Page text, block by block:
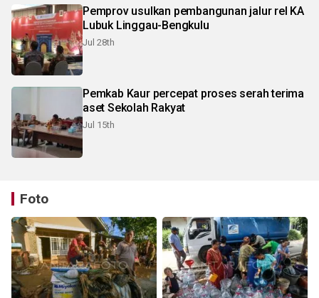
Pemprov usulkan pembangunan jalur rel KA
Lubuk Linggau-Bengkulu
Jul 28th
Pemkab Kaur percepat proses serah terima
aset Sekolah Rakyat
Jul 15th
Foto